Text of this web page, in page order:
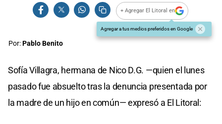
+ Agregar El Litoral en
Agregar a tus medios preferidos en Google
Por:Pablo Benito
Sofía Villagra, hermana de Nico D.G. —quien el lunes
pasado fue absuelto tras la denuncia presentada por
la madre de un hijo en común— expresó a El Litoral: